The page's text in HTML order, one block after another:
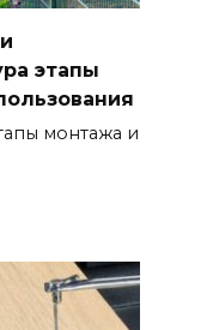
этапы
монтажа и